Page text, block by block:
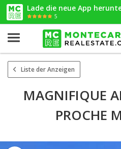
Lade die neue App
5
Liste der Anzeigen
MAGNIFIQUE
PROCHE